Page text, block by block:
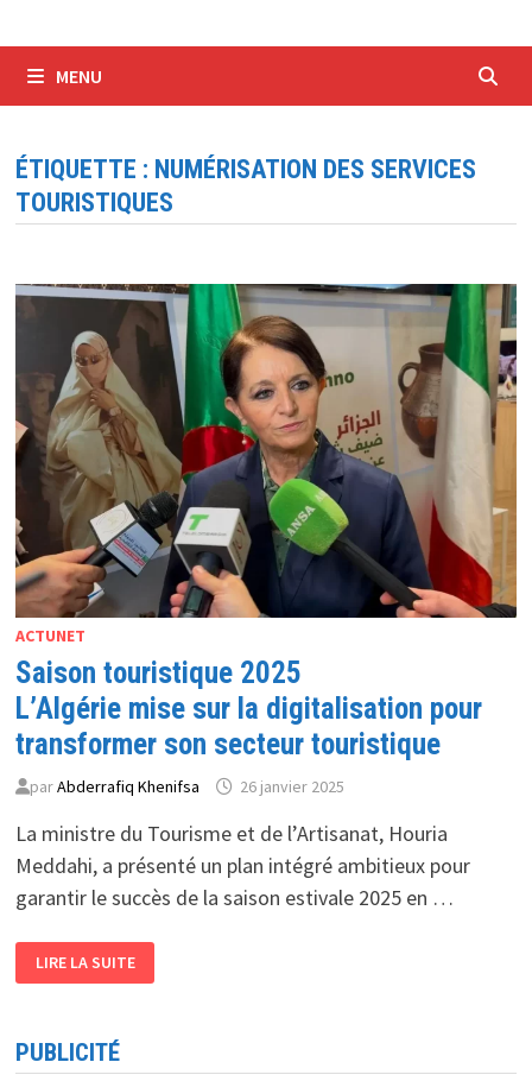
MENU
ÉTIQUETTE : NUMÉRISATION DES SERVICES
TOURISTIQUES
ACTUNET
Saison touristique 2025
L’Algérie mise sur la digitalisation pour
transformer son secteur touristique
parAbderrafiq Khenifsa 26 janvier 2025
La ministre du Tourisme et de l’Artisanat, Houria
Meddahi, a présenté un plan intégré ambitieux pour
garantir le succès de la saison estivale 2025 en …
TOURISTIQUE
2025
LA
DIGITALISATION
LIRE LA SUITE
PUBLICITÉ